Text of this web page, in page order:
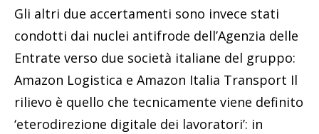
Gli altri due accertamenti sono invece stati
condotti dai nuclei antifrode dell’Agenzia delle
Entrate verso due società italiane del gruppo:
Amazon Logistica e Amazon Italia Transport Il
rilievo è quello che tecnicamente viene definito
‘eterodirezione digitale dei lavoratori’: in